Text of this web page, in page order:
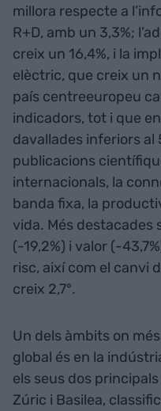
millora respecte a
R+D, amb un 3,3%;
creix un 16,4%, i la
elèctric, que creix un
país centreeuropeu
indicadors, tot i que
davallades inferiors al
publicacions
internacionals, la
banda fixa, la
vida. Més destacades
(-19,2%) i valor (-
risc, així com el canvi
creix 2,7°.
Un dels àmbits on
global és en la
els seus dos
Zúric i Basilea,